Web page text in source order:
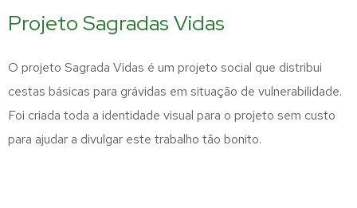
Projeto Sagradas Vidas
O projeto Sagrada Vidas é um projeto social que distribui
cestas básicas para grávidas em situação de vulnerabilidade.
Foi criada toda a identidade visual para o projeto sem custo
para ajudar a divulgar este trabalho tão bonito.